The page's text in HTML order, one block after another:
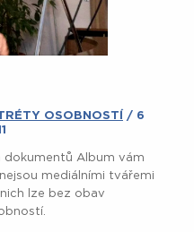
OSOBNOSTÍ
/ 6
dokumentů Album vám
mediálními tvářemi
lze bez obav